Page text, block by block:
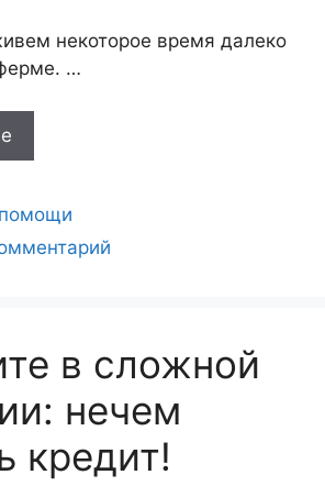
некоторое время далеко
…
в сложной
нечем
кредит!